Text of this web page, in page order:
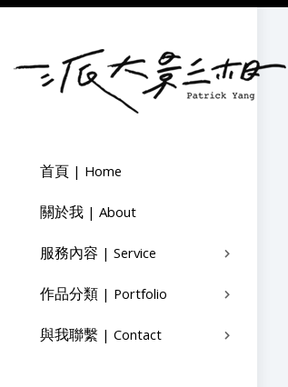
首頁 | Home
關於我 | About
服務內容 | Service
作品分類 | Portfolio
與我聯繫 | Contact